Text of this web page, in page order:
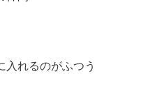
れるのがふつう